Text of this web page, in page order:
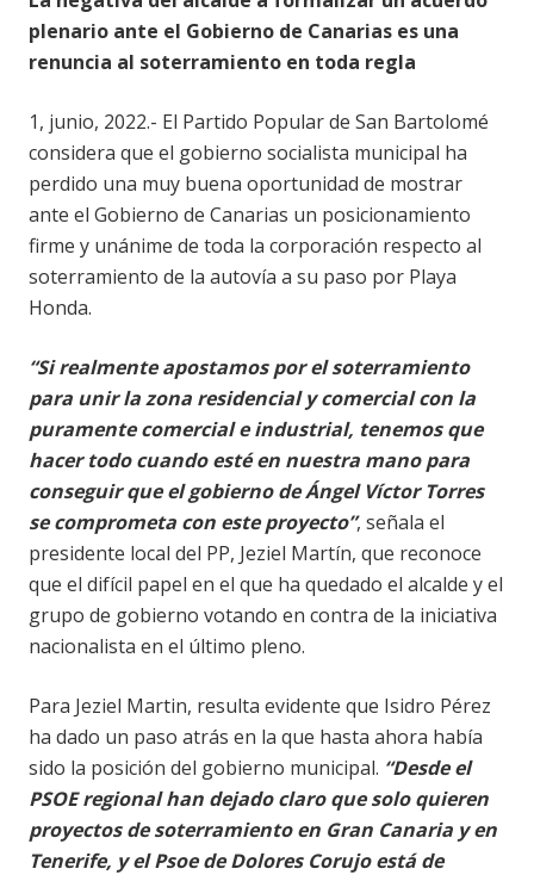
plenario ante el Gobierno de Canarias es una
renuncia al soterramiento en toda regla
1, junio, 2022.- El Partido Popular de San Bartolomé
considera que el gobierno socialista municipal ha
perdido una muy buena oportunidad de mostrar
ante el Gobierno de Canarias un posicionamiento
firme y unánime de toda la corporación respecto al
soterramiento de la autovía a su paso por Playa
Honda.
“Si realmente apostamos por el soterramiento
para unir la zona residencial y comercial con la
puramente comercial e industrial, tenemos que
hacer todo cuando esté en nuestra mano para
conseguir que el gobierno de Ángel Víctor Torres
se comprometa con este proyecto”, señala el
presidente local del PP, Jeziel Martín, que reconoce
que el difícil papel en el que ha quedado el alcalde y el
grupo de gobierno votando en contra de la iniciativa
nacionalista en el último pleno.
Para Jeziel Martin, resulta evidente que Isidro Pérez
ha dado un paso atrás en la que hasta ahora había
sido la posición del gobierno municipal. “Desde el
PSOE regional han dejado claro que solo quieren
proyectos de soterramiento en Gran Canaria y en
Tenerife, y el Psoe de Dolores Corujo está de